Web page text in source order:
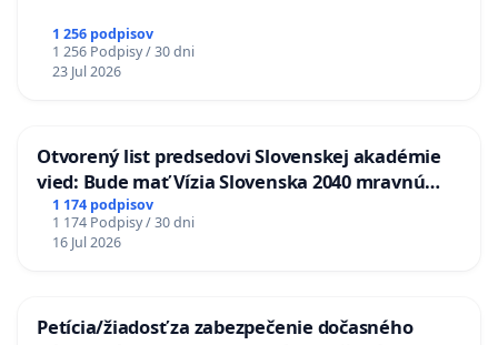
1 256 podpisov
1 256 Podpisy / 30 dni
23 Jul 2026
Otvorený list predsedovi Slovenskej akadémie
vied: Bude mať Vízia Slovenska 2040 mravnú
chrbticu?
1 174 podpisov
1 174 Podpisy / 30 dni
16 Jul 2026
Petícia/žiadosť za zabezpečenie dočasného